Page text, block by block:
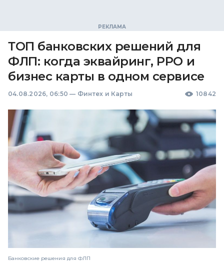
ТОП банковских решений для
ФЛП: когда эквайринг, РРО и
бизнес карты в одном сервисе
04.08.2026, 06:50 — Финтех и Карты 10842
Банковские решения для ФЛП